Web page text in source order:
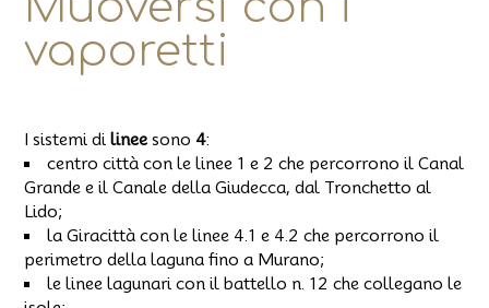
vaporetti
I sistemi dilinee sono 4:
centro città con le linee 1 e 2 che percorrono il Canal
Grande e il Canale della Giudecca, dal Tronchetto al
Lido;
la Giracittà con le linee 4.1 e 4.2 che percorrono il
perimetro della laguna fino a Murano;
le linee lagunari con il battello n. 12 che collegano le